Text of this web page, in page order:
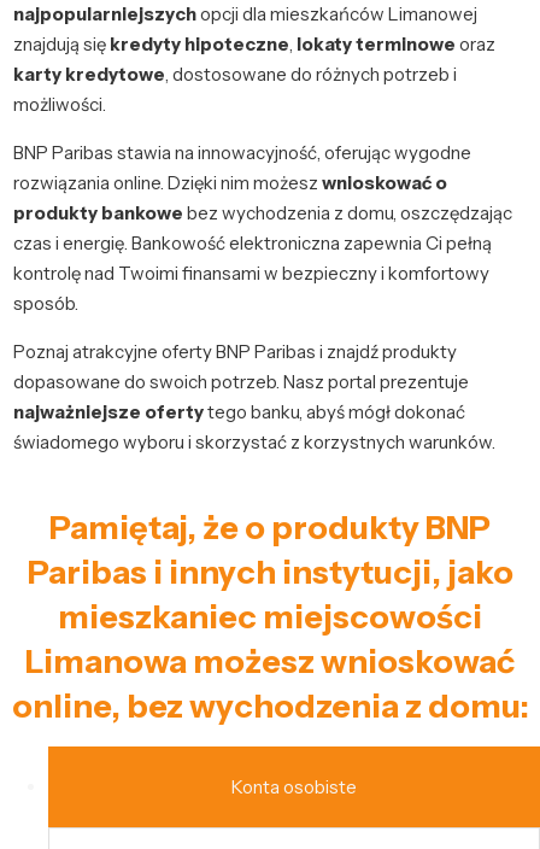
najpopularniejszychopcji dla mieszkańców Limanowej
znajdują się kredyty hipoteczne, lokaty terminowe oraz
karty kredytowe, dostosowane do różnych potrzeb i
możliwości.
BNP Paribas stawia na innowacyjność, oferując wygodne
rozwiązania online. Dzięki nim możeszwnioskować o
produkty bankowe bez wychodzenia z domu, oszczędzając
czas i energię. Bankowość elektroniczna zapewnia Ci pełną
kontrolę nad Twoimi finansami w bezpieczny i komfortowy
sposób.
Poznaj atrakcyjne oferty BNP Paribas i znajdź produkty
dopasowane do swoich potrzeb. Nasz portal prezentuje
najważniejsze ofertytego banku, abyś mógł dokonać
świadomego wyboru i skorzystać z korzystnych warunków.
Pamiętaj, że o produkty BNP
Paribas i innych instytucji, jako
mieszkaniec miejscowości
Limanowa możesz wnioskować
online, bez wychodzenia z domu:
Konta osobiste